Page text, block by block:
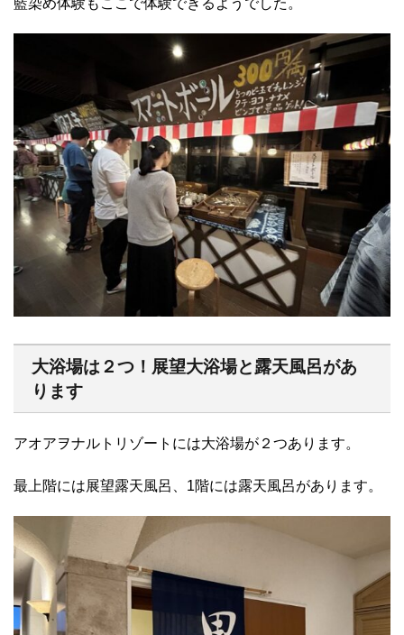
藍染め体験もここで体験できるようでした。
大浴場は２つ！展望大浴場と露天風呂があ
ります
アオアヲナルトリゾートには大浴場が２つあります。
最上階には展望露天風呂、1階には露天風呂があります。